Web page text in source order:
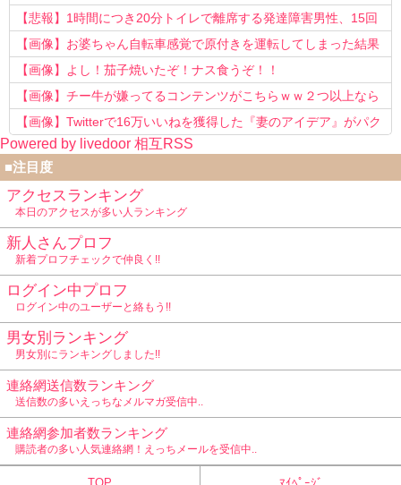
う知らない！」
【悲報】1時間につき20分トイレで離席する発達障害男性、15回
以上転職を重ねてしまう
【画像】お婆ちゃん自転車感覚で原付きを運転してしまった結果
www
【画像】よし！茄子焼いたぞ！ナス食うぞ！！
【画像】チー牛が嫌ってるコンテンツがこちらｗｗ２つ以上なら
確定ｗｗ
【画像】Twitterで16万いいねを獲得した『妻のアイデア』がパク
リで草www
Powered by livedoor 相互RSS
■注目度
アクセスランキング
本日のアクセスが多い人ランキング
新人さんプロフ
新着プロフチェックで仲良く!!
ログイン中プロフ
ログイン中のユーザーと絡もう!!
男女別ランキング
男女別にランキングしました!!
連絡網送信数ランキング
送信数の多いえっちなメルマガ受信中..
連絡網参加者数ランキング
購読者の多い人気連絡網！えっちメールを受信中..